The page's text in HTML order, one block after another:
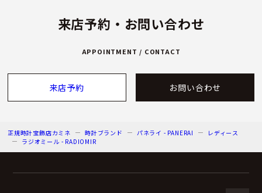
来店予約・お問い合わせ
APPOINTMENT / CONTACT
来店予約 お問い合わせ
正規時計宝飾店カミネ 時計ブランド パネライ - PANERAI
レディース
ラジオミール - RADIOMIR